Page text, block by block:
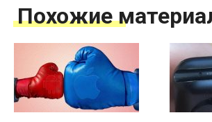
Похожие